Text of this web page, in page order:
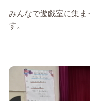
みんなで遊戯室に集
す。